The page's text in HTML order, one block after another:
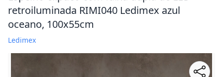
retroiluminada RIMI040 Ledimex azul
oceano, 100x55cm
Ledimex